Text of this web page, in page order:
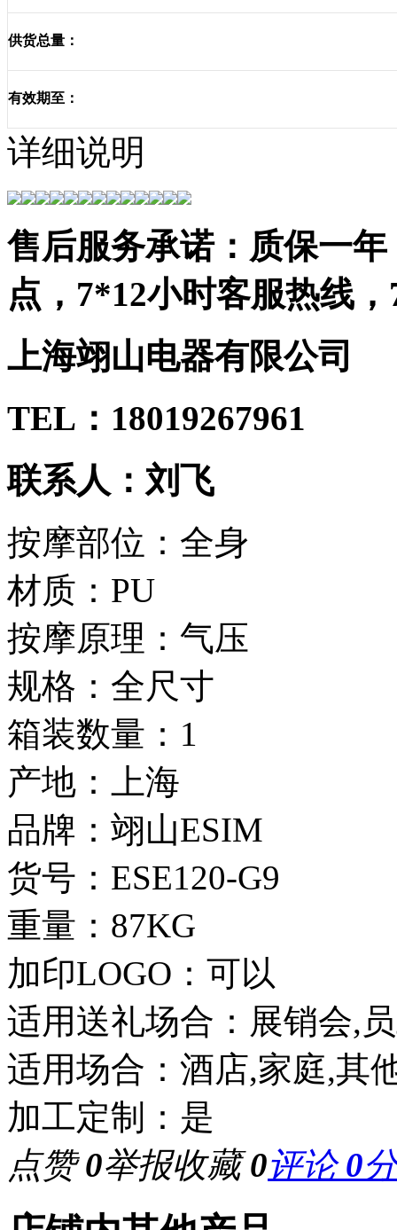
供货总量：
有效期至：
详细说明
售后服务承诺：质保一
点，7*12小时客服热线
上海翊山电器有限公司
TEL：18019267961
联系人：刘飞
按摩部位：全身
材质：PU
按摩原理：气压
规格：全尺寸
箱装数量：1
产地：上海
品牌：翊山ESIM
货号：ESE120-G9
重量：87KG
加印LOGO：可以
适用送礼场合：展销会,
适用场合：酒店,家庭,其
加工定制：是
点赞0举报收藏0评论0